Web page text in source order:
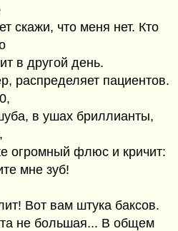
скажи, что меня нет. Кто
в другой день.
распределяет пациентов.
в ушах бриллианты,
огромный флюс и кричит:
мне зуб!
Вот вам штука баксов.
не большая... В общем